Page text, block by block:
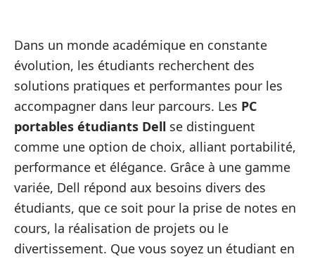
Dans un monde académique en constante
évolution, les étudiants recherchent des
solutions pratiques et performantes pour les
accompagner dans leur parcours. Les PC
portables étudiants Dell se distinguent
comme une option de choix, alliant portabilité,
performance et élégance. Grâce à une gamme
variée, Dell répond aux besoins divers des
étudiants, que ce soit pour la prise de notes en
cours, la réalisation de projets ou le
divertissement. Que vous soyez un étudiant en